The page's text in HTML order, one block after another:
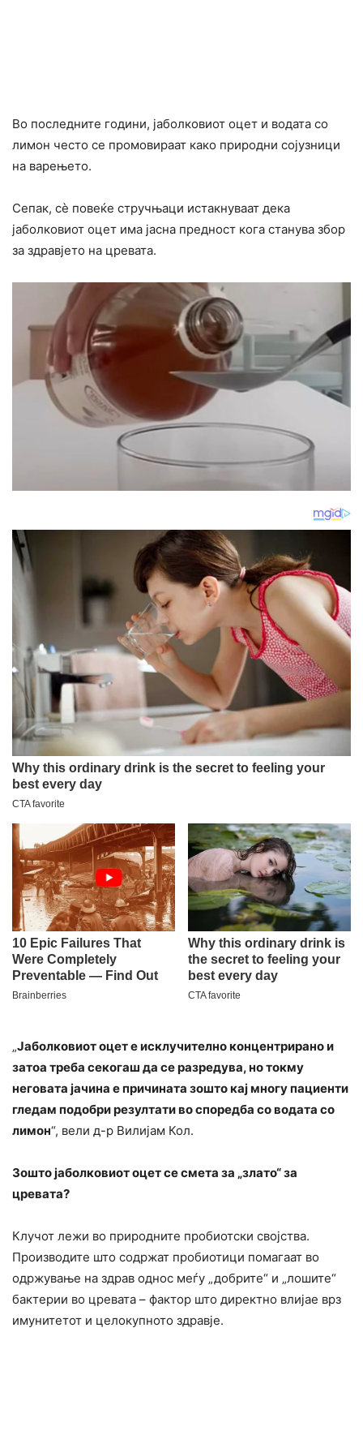
Во последните години, јаболковиот оцет и водата со
лимон често се промовираат како природни сојузници
на варењето.
Сепак, сè повеќе стручњаци истакнуваат дека
јаболковиот оцет има јасна предност кога станува збор
за здравјето на цревата.
„Јаболковиот оцет е исклучително концентрирано и
затоа треба секогаш да се разредува, но токму
неговата јачина е причината зошто кај многу пациенти
гледам подобри резултати во споредба со водата со
лимон“, вели д-р Вилијам Кол.
Зошто јаболковиот оцет се смета за „злато“ за
цревата?
Клучот лежи во природните пробиотски својства.
Производите што содржат пробиотици помагаат во
одржување на здрав однос меѓу „добрите“ и „лошите“
бактерии во цревата – фактор што директно влијае врз
имунитетот и целокупното здравје.